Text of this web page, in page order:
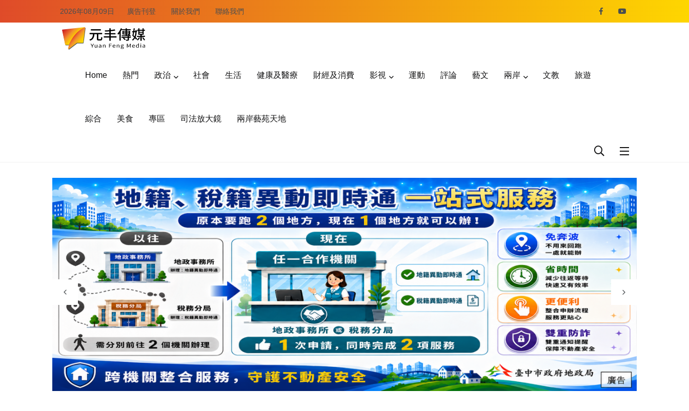
2026年08月09日 廣告刊登 關於我們 聯絡我們
Home 熱門 政治 社會 生活 健康及醫療 財經及消費 影視 運動 評論 藝文 兩岸 文教 旅遊
綜合 美食 專區 司法放大鏡 兩岸藝苑天地